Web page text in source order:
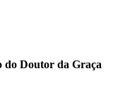
do Doutor da Graça